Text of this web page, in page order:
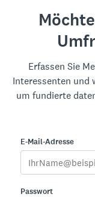
Erfassen Sie
Interessenten und
um fundierte
E-Mail-Adresse
Passwort